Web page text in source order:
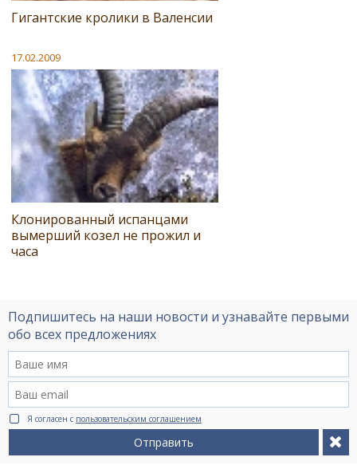
Гигантские кролики в Валенсии
17.02.2009
Клонированный испанцами
вымерший козел не прожил и
часа
Подпишитесь на наши новости и узнавайте первыми
обо всех предложениях
Я согласен с пользовательским соглашением
Отправить